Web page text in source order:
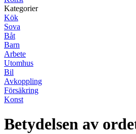
Kategorier
Kök
Sova
Båt
Barn
Arbete
Utomhus
Bil
Avkoppling
Försäkring
Konst
Betydelsen av